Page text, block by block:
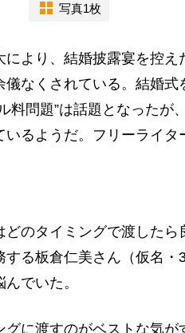
写真1枚
より、結婚披露宴を控え
なくされている。結婚式
料問題”は話題となったが
るようだ。フリーライタ
どのタイミングで渡した
る板倉仁美さん（仮名・
でいた。
に渡すのがベストな気が